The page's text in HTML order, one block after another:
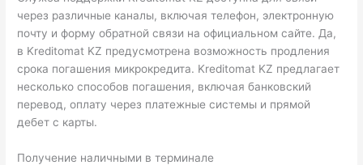
через различные каналы, включая телефон, электронную
почту и форму обратной связи на официальном сайте. Да,
в Kreditomat KZ предусмотрена возможность продления
срока погашения микрокредита. Kreditomat KZ предлагает
несколько способов погашения, включая банковский
перевод, оплату через платежные системы и прямой
дебет с карты.
Получение наличными в терминале